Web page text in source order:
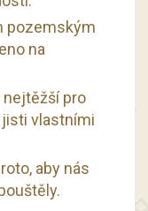
pozemským
na
pro
vlastními
aby nás